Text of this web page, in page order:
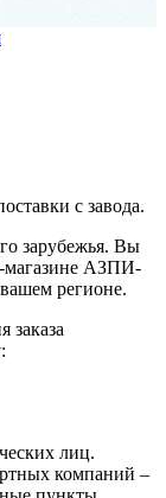
с завода.
зарубежья. Вы
магазине АЗПИ-
регионе.
заказа
лиц.
компаний –